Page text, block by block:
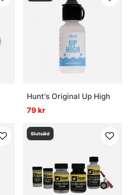
Hunt's Original Up High
79 kr
Slutsåld